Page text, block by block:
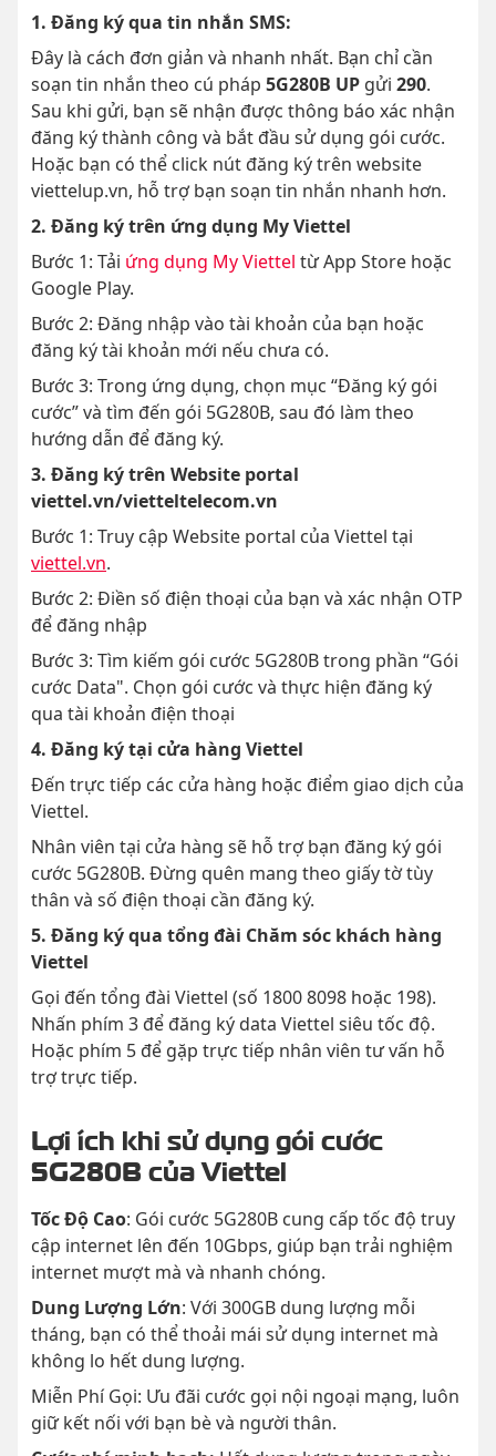
1. Đăng ký qua tin nhắn SMS:
Đây là cách đơn giản và nhanh nhất. Bạn chỉ cần
soạn tin nhắn theo cú pháp 5G280B UP gửi 290.
Sau khi gửi, bạn sẽ nhận được thông báo xác nhận
đăng ký thành công và bắt đầu sử dụng gói cước.
Hoặc bạn có thể click nút đăng ký trên website
viettelup.vn, hỗ trợ bạn soạn tin nhắn nhanh hơn.
2. Đăng ký trên ứng dụng My Viettel
Bước 1: Tải ứng dụng My Viettel từ App Store hoặc
Google Play.
Bước 2: Đăng nhập vào tài khoản của bạn hoặc
đăng ký tài khoản mới nếu chưa có.
Bước 3: Trong ứng dụng, chọn mục “Đăng ký gói
cước” và tìm đến gói 5G280B, sau đó làm theo
hướng dẫn để đăng ký.
3. Đăng ký trên Website portal
viettel.vn/vietteltelecom.vn
Bước 1: Truy cập Website portal của Viettel tại
viettel.vn.
Bước 2: Điền số điện thoại của bạn và xác nhận OTP
để đăng nhập
Bước 3: Tìm kiếm gói cước 5G280B trong phần “Gói
cước Data". Chọn gói cước và thực hiện đăng ký
qua tài khoản điện thoại
4. Đăng ký tại cửa hàng Viettel
Đến trực tiếp các cửa hàng hoặc điểm giao dịch của
Viettel.
Nhân viên tại cửa hàng sẽ hỗ trợ bạn đăng ký gói
cước 5G280B. Đừng quên mang theo giấy tờ tùy
thân và số điện thoại cần đăng ký.
5. Đăng ký qua tổng đài Chăm sóc khách hàng
Viettel
Gọi đến tổng đài Viettel (số 1800 8098 hoặc 198).
Nhấn phím 3 để đăng ký data Viettel siêu tốc độ.
Hoặc phím 5 để gặp trực tiếp nhân viên tư vấn hỗ
trợ trực tiếp.
Lợi ích khi sử dụng gói cước
5G280B của Viettel
Tốc Độ Cao: Gói cước 5G280B cung cấp tốc độ truy
cập internet lên đến 10Gbps, giúp bạn trải nghiệm
internet mượt mà và nhanh chóng.
Dung Lượng Lớn: Với 300GB dung lượng mỗi
tháng, bạn có thể thoải mái sử dụng internet mà
không lo hết dung lượng.
Miễn Phí Gọi: Ưu đãi cước gọi nội ngoại mạng, luôn
giữ kết nối với bạn bè và người thân.